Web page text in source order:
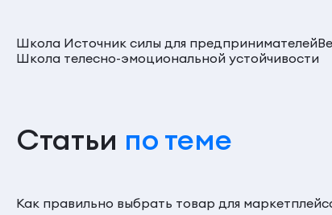
Школа Источник силы для предпринимателей
Школа телесно-эмоциональной устойчивости
Статьи по теме
Как правильно выбрать товар для